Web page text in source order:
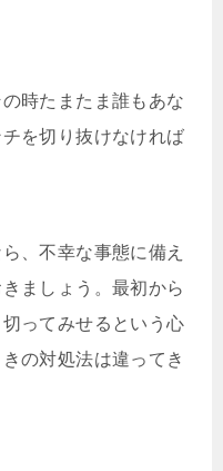
時たまたま誰もあな
を切り抜けなければ
、不幸な事態に備え
ましょう。最初から
ってみせるという心
の対処法は違ってき